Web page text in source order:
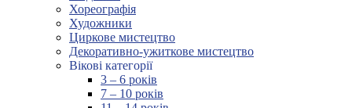
Хореографія
Художники
Циркове мистецтво
Декоративно-ужиткове мистецтво
Вікові категорії
3 – 6 років
7 – 10 років